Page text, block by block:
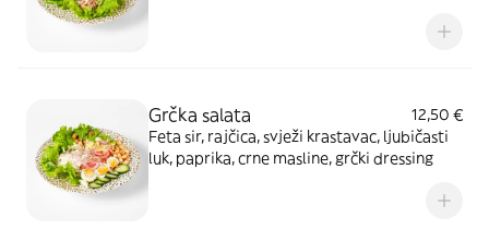
Grčka salata
12,50 €
Feta sir, rajčica, svježi krastavac, ljubičasti
luk, paprika, crne masline, grčki dressing